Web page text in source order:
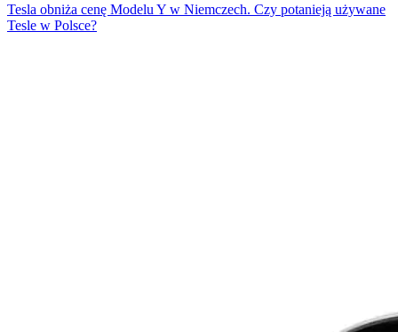
Tesla obniża cenę Modelu Y w Niemczech. Czy potanieją używane
Tesle w Polsce?